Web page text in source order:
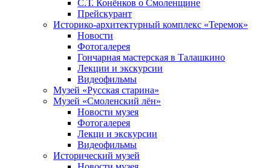
С.Т. Конёнков о Смоленщине
Прейскурант
Историко-архитектурный комплекс «Теремок»
Новости
Фотогалерея
Гончарная мастерская в Талашкино
Лекции и экскурсии
Видеофильмы
Музей «Русская старина»
Музей «Смоленский лён»
Новости музея
Фотогалерея
Лекци и экскурсии
Видеофильмы
Исторический музей